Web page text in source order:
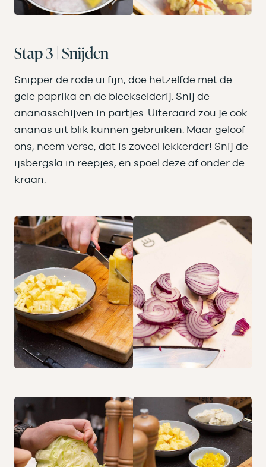
Stap 3 | Snijden
Snipper de rode ui fijn, doe hetzelfde met de
gele paprika en de bleekselderij. Snij de
ananasschijven in partjes. Uiteraard zou je ook
ananas uit blik kunnen gebruiken. Maar geloof
ons; neem verse, dat is zoveel lekkerder! Snij de
ijsbergsla in reepjes, en spoel deze af onder de
kraan.